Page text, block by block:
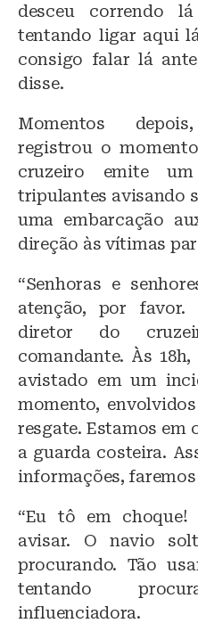
desceu correndo
tentando ligar aqui
consigo falar lá
disse.
Momentos
registrou o
cruzeiro emite
tripulantes avisando
uma embarcação
direção às vítimas
“Senhoras e
atenção, por
diretor do
comandante. Às
avistado em um
momento,
resgate. Estamos em
a guarda costeira.
informações,
“Eu tô em choque!
avisar. O navio
procurando. Tão
tentando
influenciadora.